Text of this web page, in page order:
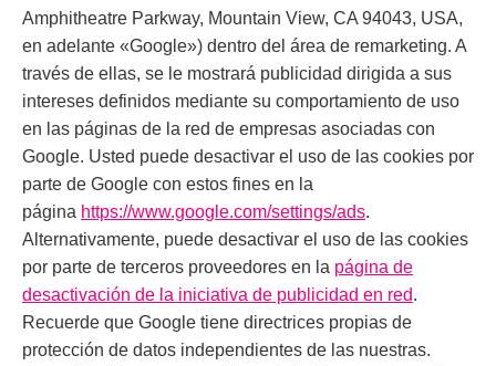
Amphitheatre Parkway, Mountain View, CA 94043, USA,
en adelante «Google») dentro del área de remarketing. A
través de ellas, se le mostrará publicidad dirigida a sus
intereses definidos mediante su comportamiento de uso
en las páginas de la red de empresas asociadas con
Google. Usted puede desactivar el uso de las cookies por
parte de Google con estos fines en la
página https://www.google.com/settings/ads.
Alternativamente, puede desactivar el uso de las cookies
por parte de terceros proveedores en la página de
desactivación de la iniciativa de publicidad en red.
Recuerde que Google tiene directrices propias de
protección de datos independientes de las nuestras.